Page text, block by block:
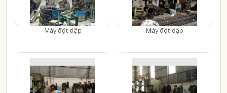
Máy đột dập Máy đột dập